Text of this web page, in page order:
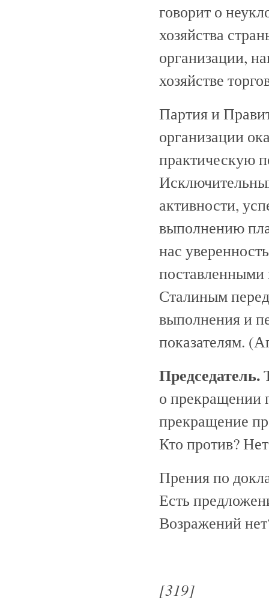
говорит о
хозяйства
организации,
хозяйстве
Партия и
организации
практическую
активности,
выполнению
нас
поставленными
Сталиным
выполнения и
показателям.
Председатель.
о прекращении
прекращение
Кто против?
Прения по
Есть
Возражений
[319]